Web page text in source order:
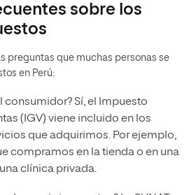
sobre los
preguntas que muchas personas se
en Perú:
consumidor? Sí, el Impuesto
(IGV) viene incluido en los
que adquirimos. Por ejemplo,
compramos en la tienda o en una
clínica privada.